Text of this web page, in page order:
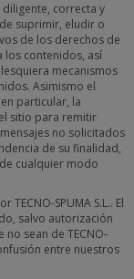
correcta y
suprimir, eludir o
de los derechos de
los contenidos, así
mecanismos
Asimismo el
particular, la
sitio para remitir
no solicitados
de su finalidad,
cualquier modo
SPUMA S.L.. El
salvo autorización
sean de TECNO-
entre nuestros